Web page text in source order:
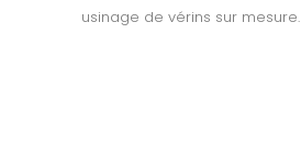
usinage de vérins sur mesure.